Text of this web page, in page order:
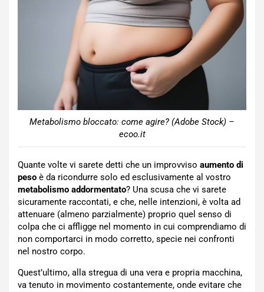
Metabolismo bloccato: come agire? (Adobe Stock) –
ecoo.it
Quante volte vi sarete detti che un improvviso aumento di
peso è da ricondurre solo ed esclusivamente al vostro
metabolismo addormentato? Una scusa che vi sarete
sicuramente raccontati, e che, nelle intenzioni, è volta ad
attenuare (almeno parzialmente) proprio quel senso di
colpa che ci affligge nel momento in cui comprendiamo di
non comportarci in modo corretto, specie nei confronti
nel nostro corpo.
Quest’ultimo, alla stregua di una vera e propria macchina,
va tenuto in movimento costantemente, onde evitare che